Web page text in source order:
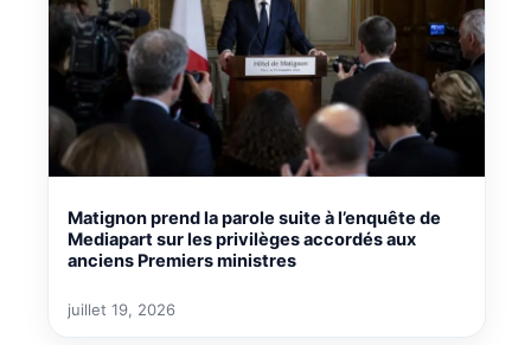
Matignon prend la parole suite à l’enquête de
Mediapart sur les privilèges accordés aux
anciens Premiers ministres
juillet 19, 2026